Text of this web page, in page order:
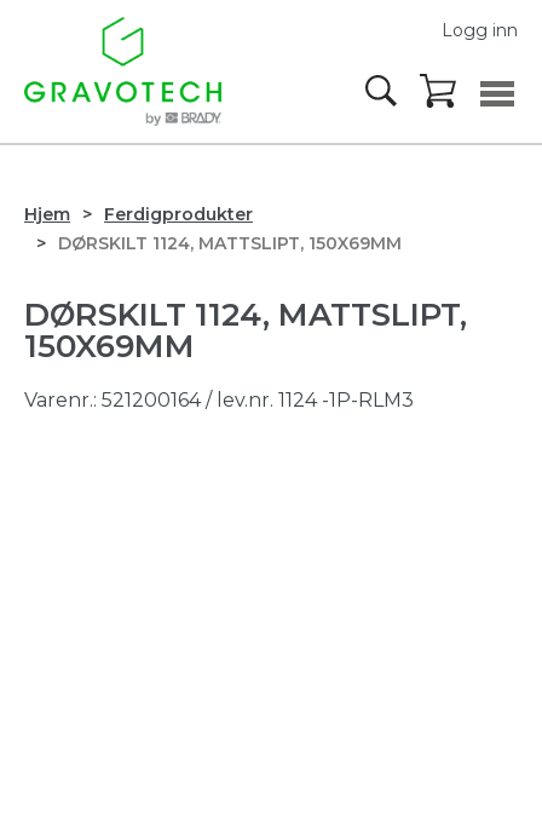
Logg inn
Hjem
Ferdigprodukter
DØRSKILT 1124, MATTSLIPT, 150X69MM
DØRSKILT 1124, MATTSLIPT,
150X69MM
Varenr.: 521200164 / lev.nr. 1124 -1P-RLM3